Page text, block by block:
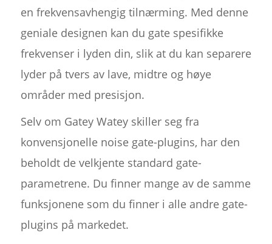
en frekvensavhengig tilnærming. Med denne
geniale designen kan du gate spesifikke
frekvenser i lyden din, slik at du kan separere
lyder på tvers av lave, midtre og høye
områder med presisjon.
Selv om Gatey Watey skiller seg fra
konvensjonelle noise gate-plugins, har den
beholdt de velkjente standard gate-
parametrene. Du finner mange av de samme
funksjonene som du finner i alle andre gate-
plugins på markedet.